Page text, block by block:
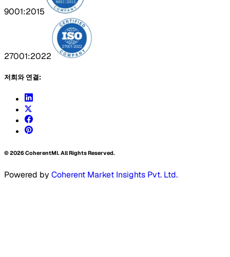
9001:2015
27001:2022
저희와 연결:
©2026CoherentMI. All Rights Reserved.
Powered by Coherent Market Insights Pvt. Ltd.